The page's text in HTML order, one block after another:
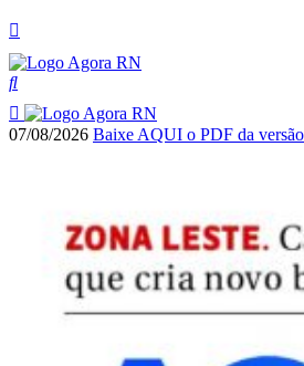
07/08/2026 Baixe AQUI o PDF da